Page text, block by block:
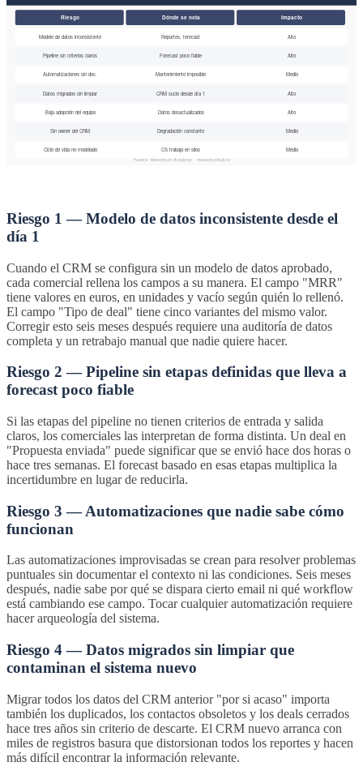
Riesgo 1 — Modelo de datos inconsistente desde el
día 1
Cuando el CRM se configura sin un modelo de datos aprobado,
cada comercial rellena los campos a su manera. El campo "MRR"
tiene valores en euros, en unidades y vacío según quién lo rellenó.
El campo "Tipo de deal" tiene cinco variantes del mismo valor.
Corregir esto seis meses después requiere una auditoría de datos
completa y un retrabajo manual que nadie quiere hacer.
Riesgo 2 — Pipeline sin etapas definidas que lleva a
forecast poco fiable
Si las etapas del pipeline no tienen criterios de entrada y salida
claros, los comerciales las interpretan de forma distinta. Un deal en
"Propuesta enviada" puede significar que se envió hace dos horas o
hace tres semanas. El forecast basado en esas etapas multiplica la
incertidumbre en lugar de reducirla.
Riesgo 3 — Automatizaciones que nadie sabe cómo
funcionan
Las automatizaciones improvisadas se crean para resolver problemas
puntuales sin documentar el contexto ni las condiciones. Seis meses
después, nadie sabe por qué se dispara cierto email ni qué workflow
está cambiando ese campo. Tocar cualquier automatización requiere
hacer arqueología del sistema.
Riesgo 4 — Datos migrados sin limpiar que
contaminan el sistema nuevo
Migrar todos los datos del CRM anterior "por si acaso" importa
también los duplicados, los contactos obsoletos y los deals cerrados
hace tres años sin criterio de descarte. El CRM nuevo arranca con
miles de registros basura que distorsionan todos los reportes y hacen
más difícil encontrar la información relevante.